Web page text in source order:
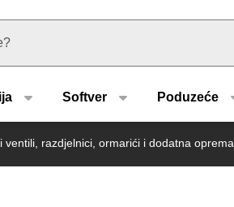
Softver Poduzeće
ventili, razdjelnici, ormarići i dodatna oprema